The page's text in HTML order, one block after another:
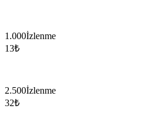
1.000İzlenme
13₺
2.500İzlenme
32₺